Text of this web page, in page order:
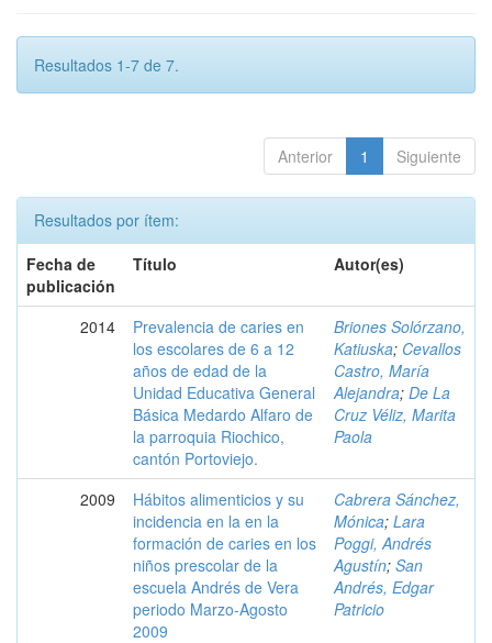
Resultados 1-7 de 7.
Anterior 1 Siguiente
Resultados por ítem:
Fecha de
publicación
Título Autor(es)
2014
Prevalencia de caries en
los escolares de 6 a 12
años de edad de la
Unidad Educativa General
Básica Medardo Alfaro de
la parroquia Riochico,
cantón Portoviejo.
Briones Solórzano,
Katiuska; Cevallos
Castro, María
Alejandra; De La
Cruz Véliz, Marita
Paola
2009
Hábitos alimenticios y su
incidencia en la en la
formación de caries en los
niños prescolar de la
escuela Andrés de Vera
periodo Marzo-Agosto
2009
Cabrera Sánchez,
Mónica; Lara
Poggi, Andrés
Agustín; San
Andrés, Edgar
Patricio